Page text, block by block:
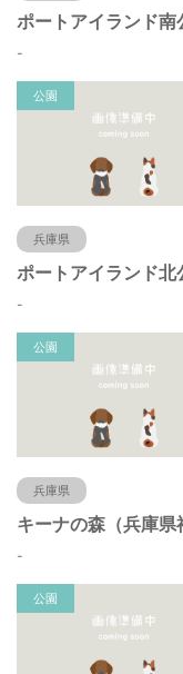
-
公園
兵庫県
-
公園
兵庫県
-
公園